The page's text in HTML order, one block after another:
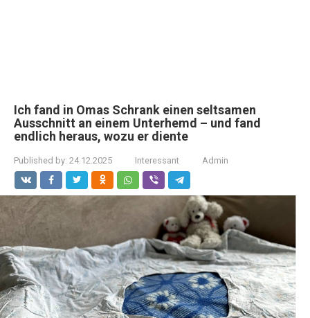
Ich fand in Omas Schrank einen seltsamen
Ausschnitt an einem Unterhemd – und fand
endlich heraus, wozu er diente
Published by: 24.12.2025 Interessant Admin